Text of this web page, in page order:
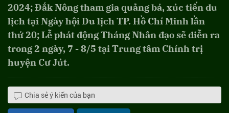
2024; Đắk Nông tham gia quảng bá, xúc tiến du
lịch tại Ngày hội Du lịch TP. Hồ Chí Minh lần
thứ 20; Lễ phát động Tháng Nhân đạo sẽ diễn ra
trong 2 ngày, 7 - 8/5 tại Trung tâm Chính trị
huyện Cư Jút.
Chia sẻ ý kiến của bạn